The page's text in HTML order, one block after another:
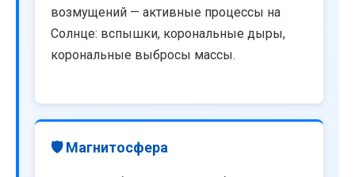
возмущений — активные процессы на
Солнце: вспышки, корональные дыры,
корональные выбросы массы.
🛡️ Магнитосфера